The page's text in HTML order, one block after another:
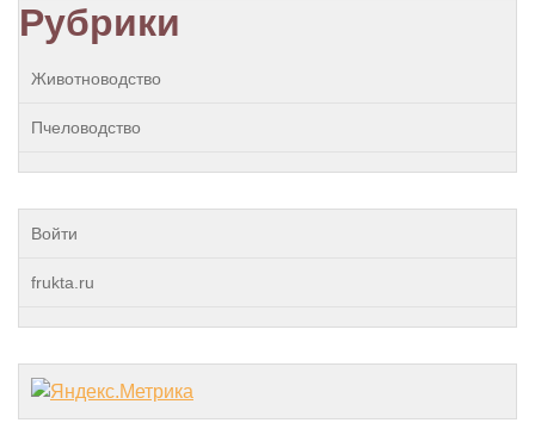
Рубрики
Животноводство
Пчеловодство
Войти
frukta.ru